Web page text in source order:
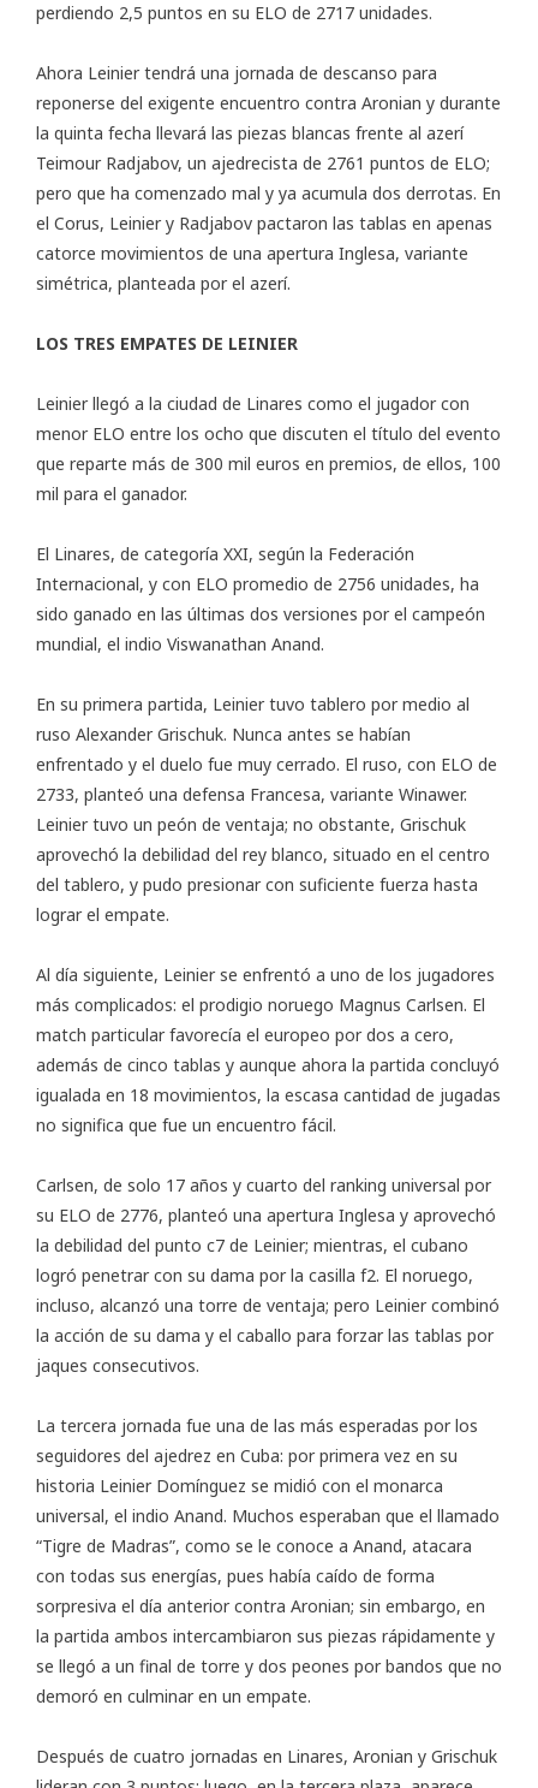
perdiendo 2,5 puntos en su ELO de 2717 unidades.
Ahora Leinier tendrá una jornada de descanso para
reponerse del exigente encuentro contra Aronian y durante
la quinta fecha llevará las piezas blancas frente al azerí
Teimour Radjabov, un ajedrecista de 2761 puntos de ELO;
pero que ha comenzado mal y ya acumula dos derrotas. En
el Corus, Leinier y Radjabov pactaron las tablas en apenas
catorce movimientos de una apertura Inglesa, variante
simétrica, planteada por el azerí.
LOS TRES EMPATES DE LEINIER
Leinier llegó a la ciudad de Linares como el jugador con
menor ELO entre los ocho que discuten el título del evento
que reparte más de 300 mil euros en premios, de ellos, 100
mil para el ganador.
El Linares, de categoría XXI, según la Federación
Internacional, y con ELO promedio de 2756 unidades, ha
sido ganado en las últimas dos versiones por el campeón
mundial, el indio Viswanathan Anand.
En su primera partida, Leinier tuvo tablero por medio al
ruso Alexander Grischuk. Nunca antes se habían
enfrentado y el duelo fue muy cerrado. El ruso, con ELO de
2733, planteó una defensa Francesa, variante Winawer.
Leinier tuvo un peón de ventaja; no obstante, Grischuk
aprovechó la debilidad del rey blanco, situado en el centro
del tablero, y pudo presionar con suficiente fuerza hasta
lograr el empate.
Al día siguiente, Leinier se enfrentó a uno de los jugadores
más complicados: el prodigio noruego Magnus Carlsen. El
match particular favorecía el europeo por dos a cero,
además de cinco tablas y aunque ahora la partida concluyó
igualada en 18 movimientos, la escasa cantidad de jugadas
no significa que fue un encuentro fácil.
Carlsen, de solo 17 años y cuarto del ranking universal por
su ELO de 2776, planteó una apertura Inglesa y aprovechó
la debilidad del punto c7 de Leinier; mientras, el cubano
logró penetrar con su dama por la casilla f2. El noruego,
incluso, alcanzó una torre de ventaja; pero Leinier combinó
la acción de su dama y el caballo para forzar las tablas por
jaques consecutivos.
La tercera jornada fue una de las más esperadas por los
seguidores del ajedrez en Cuba: por primera vez en su
historia Leinier Domínguez se midió con el monarca
universal, el indio Anand. Muchos esperaban que el llamado
“Tigre de Madras”, como se le conoce a Anand, atacara
con todas sus energías, pues había caído de forma
sorpresiva el día anterior contra Aronian; sin embargo, en
la partida ambos intercambiaron sus piezas rápidamente y
se llegó a un final de torre y dos peones por bandos que no
demoró en culminar en un empate.
Después de cuatro jornadas en Linares, Aronian y Grischuk